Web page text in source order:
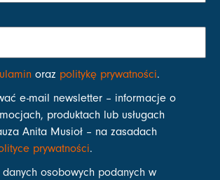
oraz politykę prywatności.
e-mail newsletter – informacje o
produktach lub usługach
Anita Musioł – na zasadach
prywatności.
osobowych podanych w